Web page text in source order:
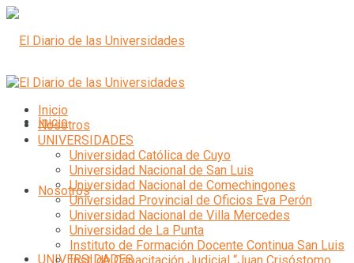
Inicio
Nosotros
UNIVERSIDADES
Inicio
Nosotros
UNIVERSIDADES
Universidad Católica de Cuyo
Universidad Nacional de San Luis
Universidad Nacional de Comechingones
Universidad Provincial de Oficios Eva Perón
Universidad Nacional de Villa Mercedes
Universidad de La Punta
Instituto de Formación Docente Continua San Luis